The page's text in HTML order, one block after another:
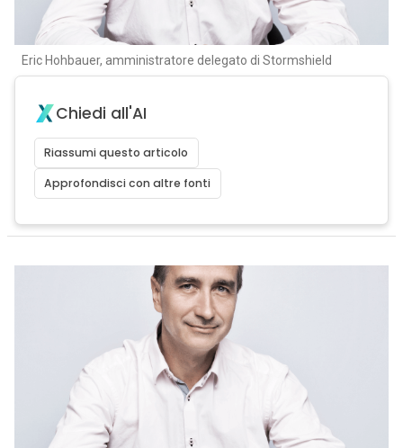
Eric Hohbauer, amministratore delegato di Stormshield
Chiedi all'AI
Riassumi questo articolo
Approfondisci con altre fonti